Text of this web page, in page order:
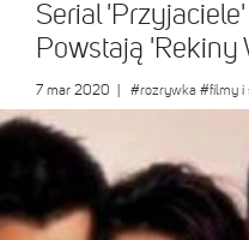
Serial
Powstają 'Rekiny
7 mar 2020 #rozrywka #filmy i